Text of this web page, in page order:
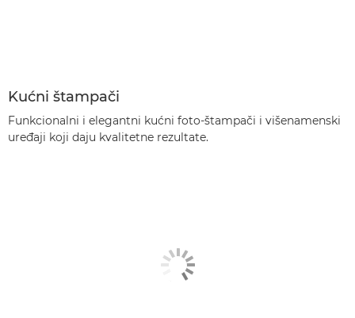
Kućni štampači
Funkcionalni i elegantni kućni foto-štampači i višenamenski
uređaji koji daju kvalitetne rezultate.